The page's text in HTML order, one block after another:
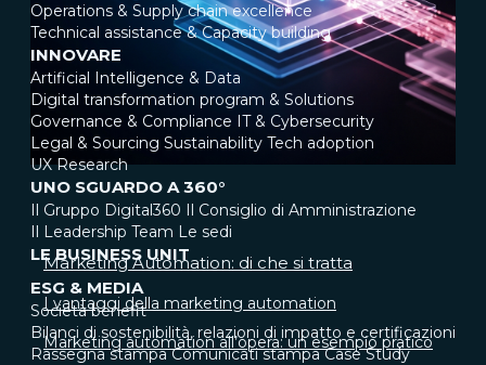
Operations & Supply chain excellence
Technical assistance & Capacity building
INNOVARE
Artificial Intelligence & Data
Digital transformation program & Solutions
Governance & Compliance IT & Cybersecurity
Legal & Sourcing Sustainability Tech adoption
UX Research
UNO SGUARDO A 360°
Il Gruppo Digital360 Il Consiglio di Amministrazione
Il Leadership Team Le sedi
LE BUSINESS UNIT
ESG & MEDIA
Società benefit
Bilanci di sostenibilità, relazioni di impatto e certificazioni
Rassegna stampa Comunicati stampa Case Study
Marketing Automation: di che si tratta
I vantaggi della marketing automation
Marketing automation all’opera: un esempio pratico